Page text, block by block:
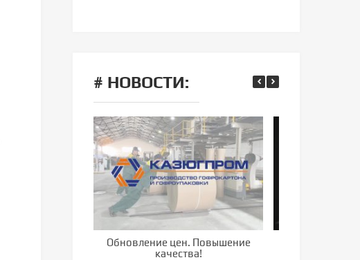
# НОВОСТИ:
Обновление цен. Повышение
качества!